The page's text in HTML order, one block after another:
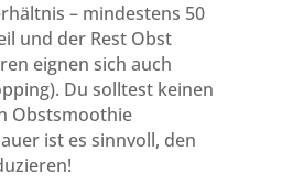
– mindestens 50
und der Rest Obst
eignen sich auch
Du solltest keinen
Obstsmoothie
ist es sinnvoll, den